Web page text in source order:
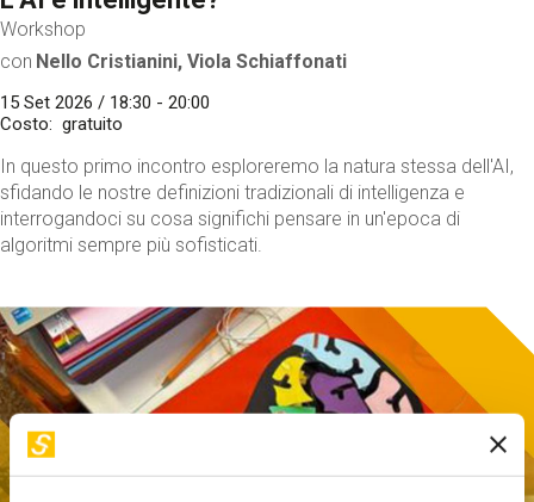
Workshop
con Nello Cristianini, Viola Schiaffonati
15 Set 2026 / 18:30 - 20:00
Costo
gratuito
In questo primo incontro esploreremo la natura stessa dell'AI,
sfidando le nostre definizioni tradizionali di intelligenza e
interrogandoci su cosa significhi pensare in un'epoca di
algoritmi sempre più sofisticati.